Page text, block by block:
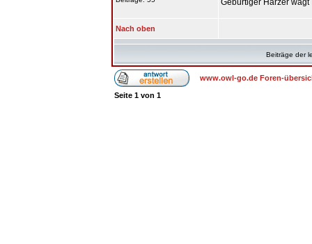
Gebürtiger Harzer
Nach oben
Beiträge der
www.owl-go.de Foren-
Seite 1 von 1